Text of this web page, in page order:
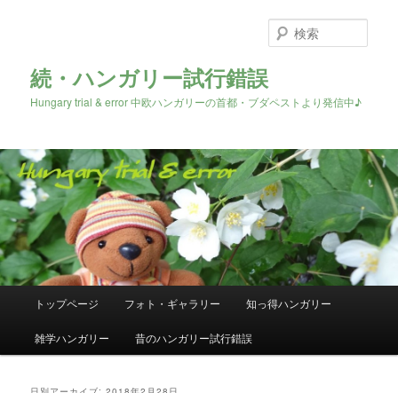
続・ハンガリー試行錯誤
Hungary trial & error 中欧ハンガリーの首都・ブダペストより発信中♪
索
メ
メ
イ
サ
ブ
トップページ フォト・ギャラリー 知っ得ハンガリー
雑学ハンガリー 昔のハンガリー試行錯誤